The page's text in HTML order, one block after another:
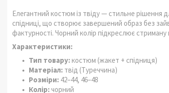
Елегантний костюм із твіду — стильне рішення
спідниці, що створює завершений образ без
фактурності. Чорний колір підкреслює стриману
Характеристики:
Тип товару: костюм (жакет + спідниця)
Матеріал: твід (Туреччина)
Розміри: 42–44, 46–48
Колір: чорний